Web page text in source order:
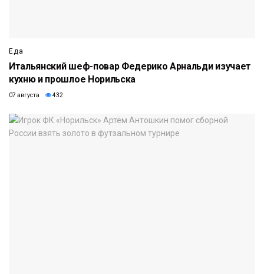
Еда
Итальянский шеф-повар Федерико Арнальди изучает
кухню и прошлое Норильска
07 августа 432